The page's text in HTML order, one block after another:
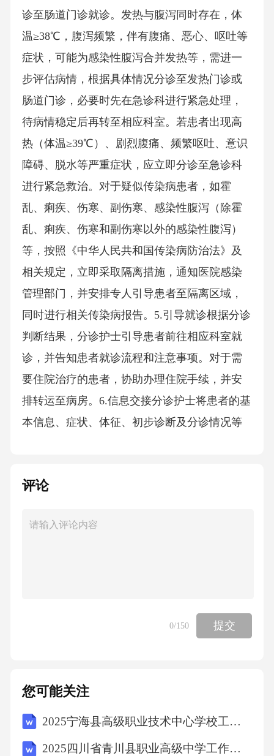
诊至肠道门诊就诊。发热与腹泻同时存在，体
温≥38℃，腹泻频繁，伴有腹痛、恶心、呕吐等
症状，可能为感染性腹泻合并发热等，需进一
步评估病情，根据具体情况分诊至发热门诊或
肠道门诊，必要时先在急诊科进行紧急处理，
待病情稳定后再转至相应科室。若患者出现高
热（体温≥39℃）、剧烈腹痛、频繁呕吐、意识
障碍、脱水等严重症状，应立即分诊至急诊科
进行紧急救治。对于疑似传染病患者，如霍
乱、痢疾、伤寒、副伤寒、感染性腹泻（除霍
乱、痢疾、伤寒和副伤寒以外的感染性腹泻）
等，按照《中华人民共和国传染病防治法》及
相关规定，立即采取隔离措施，通知医院感染
管理部门，并安排专人引导患者至隔离区域，
同时进行相关传染病报告。5.引导就诊根据分诊
判断结果，分诊护士引导患者前往相应科室就
诊，并告知患者就诊流程和注意事项。对于需
要住院治疗的患者，协助办理住院手续，并安
排转运至病房。6.信息交接分诊护士将患者的基
本信息、症状、体征、初步诊断及分诊情况等
认，以保证患者后续治疗的连续性和准确性。
有头痛、乏力、肌肉酸痛等全身症状，考虑为
至发热门诊。体温≥39℃，或伴有寒战、抽搐、
意识障碍等严重症状，应立即分诊至急诊科进
发热等其他伴随症状，可能为非感染性腹泻，
分诊至肠道门诊就诊。每日排便次数≥3次，大
便性状为脓血便，伴有腹痛、里急后重等症
评论
0/150 提交
您可能关注
2025宁海县高级职业技术中心学校工作人员招聘考试试题
2025四川省青川县职业高级中学工作人员招聘考试试题